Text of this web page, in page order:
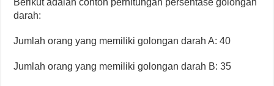
Berikut adalah contoh perhitungan persentase golongan
darah:
Jumlah orang yang memiliki golongan darah A: 40
Jumlah orang yang memiliki golongan darah B: 35